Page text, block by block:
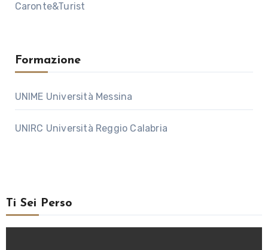
Caronte&Turist
Formazione
UNIME Università Messina
UNIRC Università Reggio Calabria
Ti Sei Perso